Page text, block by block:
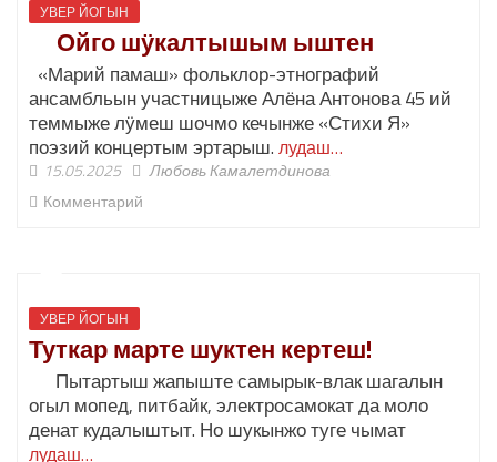
УВЕР ЙОГЫН
Ойго шӱкалтышым ыштен
«Марий памаш» фольклор-этнографий
ансамбльын участницыже Алёна Антонова 45 ий
теммыже лӱмеш шочмо кечынже «Стихи Я»
поэзий концертым эртарыш. лудаш…
15.05.2025
Любовь Камалетдинова
Комментарий
УВЕР ЙОГЫН
Туткар марте шуктен кертеш!
Пытартыш жапыште самырык-влак шагалын
огыл мопед, питбайк, электросамокат да моло
денат кудалыштыт. Но шукынжо туге чымат
лудаш…